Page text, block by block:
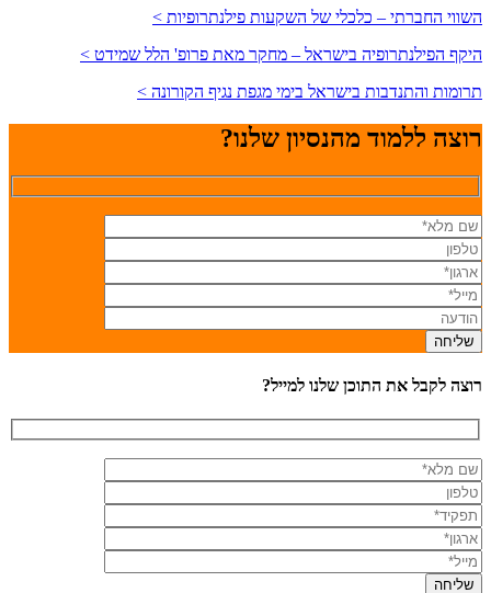
השווי החברתי – כלכלי של השקעות פילנתרופיות >
היקף הפילנתרופיה בישראל – מחקר מאת פרופ' הלל שמידט >
תרומות והתנדבות בישראל בימי מגפת נגיף הקורונה >
רוצה ללמוד מהנסיון שלנו?
רוצה לקבל את התוכן שלנו למייל?